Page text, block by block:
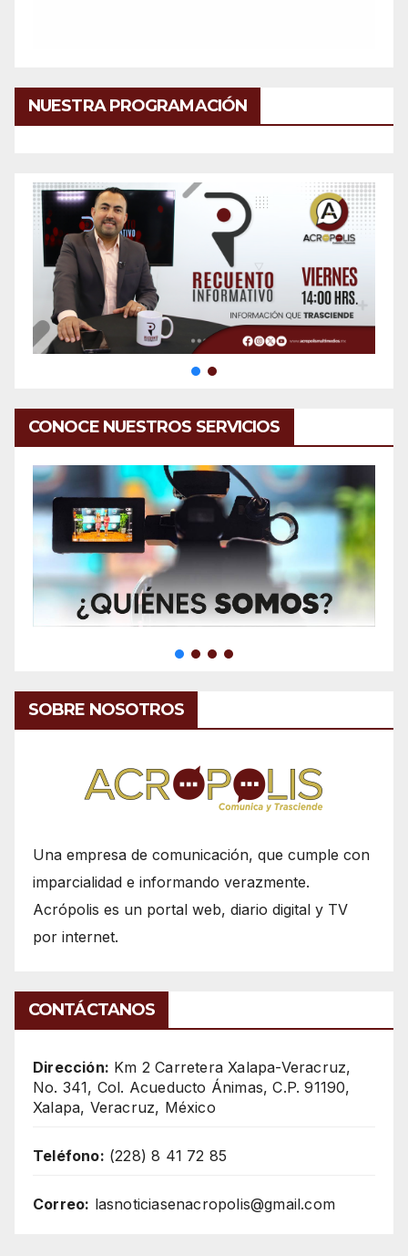
NUESTRA PROGRAMACIÓN
CONOCE NUESTROS SERVICIOS
SOBRE NOSOTROS
Una empresa de comunicación, que cumple con
imparcialidad e informando verazmente.
Acrópolis es un portal web, diario digital y TV
por internet.
CONTÁCTANOS
Dirección: Km 2 Carretera Xalapa-Veracruz,
No. 341, Col. Acueducto Ánimas, C.P. 91190,
Xalapa, Veracruz, México
Teléfono: (228) 8 41 72 85
Correo: lasnoticiasenacropolis@gmail.com